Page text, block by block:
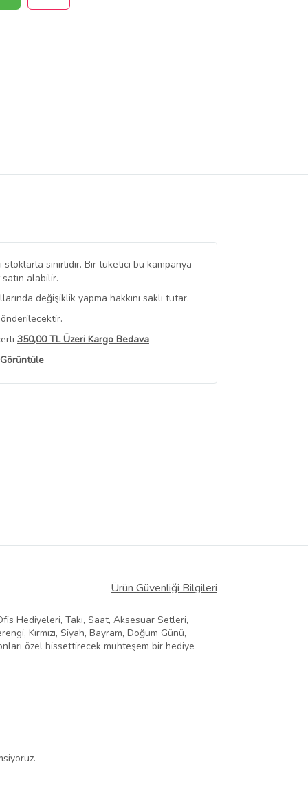
stoklarla sınırlıdır. Bir tüketici bu kampanya
alabilir.
değişiklik yapma hakkını saklı tutar.
350,00 TL Üzeri Kargo Bedava
fiyat bilgileri, satıcı tarafından
Ürün Güvenliği Bilgileri
Hediyeleri, Takı, Saat, Aksesuar Setleri,
Kırmızı, Siyah, Bayram, Doğum Günü,
özel hissettirecek muhteşem bir hediye